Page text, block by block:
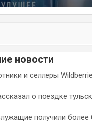
новости
и селлеры
о поездке
получили более